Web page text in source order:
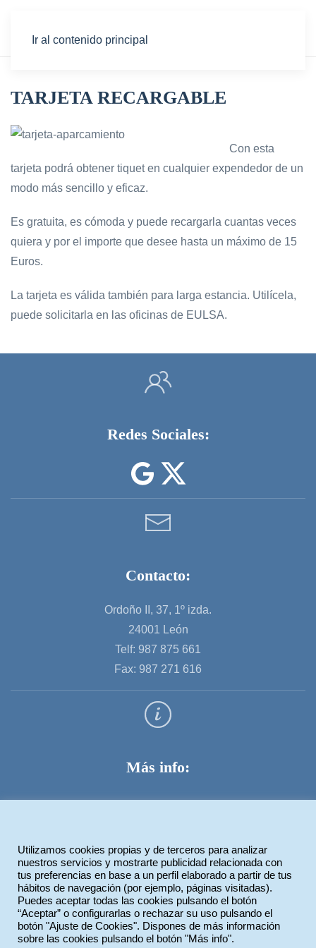
Ir al contenido principal
TARJETA RECARGABLE
Con esta
tarjeta podrá obtener tiquet en cualquier expendedor de un
modo más sencillo y eficaz.
Es gratuita, es cómoda y puede recargarla cuantas veces
quiera y por el importe que desee hasta un máximo de 15
Euros.
La tarjeta es válida también para larga estancia. Utilícela,
puede solicitarla en las oficinas de EULSA.
Redes Sociales:
Contacto:
Ordoño II, 37, 1º izda.
24001 León
Telf: 987 875 661
Fax: 987 271 616
Más info:
Política de cookies
Legiotek Diseño Web
Utilizamos cookies propias y de terceros para analizar
nuestros servicios y mostrarte publicidad relacionada con
tus preferencias en base a un perfil elaborado a partir de tus
hábitos de navegación (por ejemplo, páginas visitadas).
Puedes aceptar todas las cookies pulsando el botón
“Aceptar” o configurarlas o rechazar su uso pulsando el
botón "Ajuste de Cookies". Dispones de más información
sobre las cookies pulsando el botón "Más info".